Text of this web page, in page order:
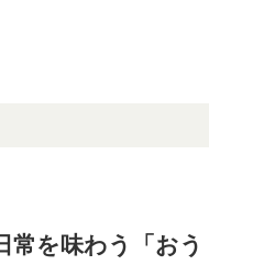
常を味わう「おう